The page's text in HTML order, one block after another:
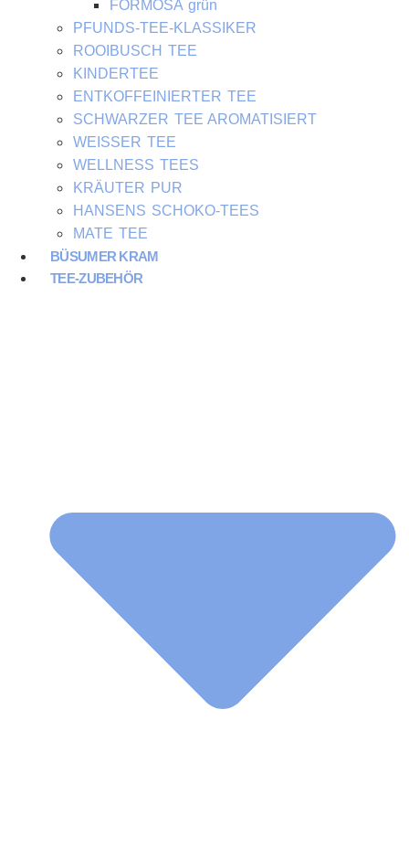
FORMOSA grün
PFUNDS-TEE-KLASSIKER
ROOIBUSCH TEE
KINDERTEE
ENTKOFFEINIERTER TEE
SCHWARZER TEE AROMATISIERT
WEISSER TEE
WELLNESS TEES
KRÄUTER PUR
HANSENS SCHOKO-TEES
MATE TEE
BÜSUMER KRAM
TEE-ZUBEHÖR